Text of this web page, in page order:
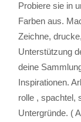
Probiere sie in
Farben aus.
Zeichne,
Unterstützung
deine
Inspirationen.
rolle , spachtel,
Untergründe. (